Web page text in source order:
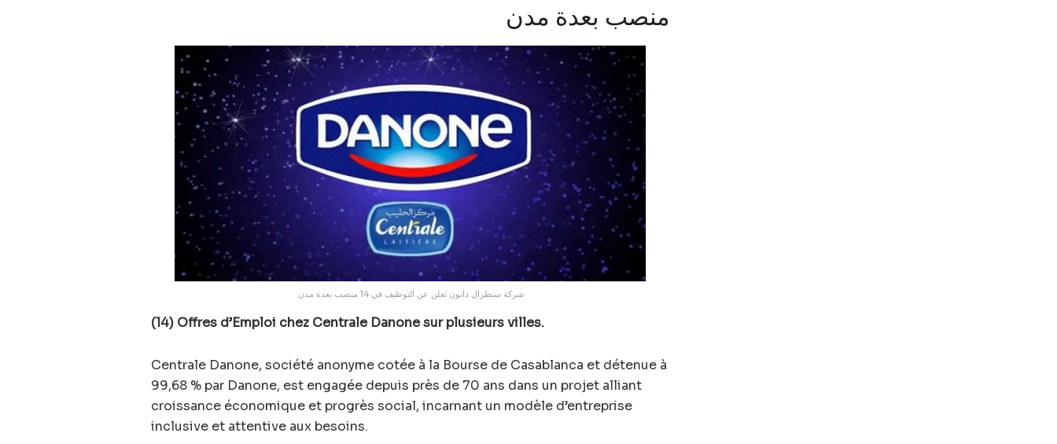
منصب بعدة مدن
شركة سنطرال دانون تعلن عن التوظيف في 14 منصب بعدة مدن
(14) Offres d’Emploi chez Centrale Danone sur plusieurs villes.
Centrale Danone, société anonyme cotée à la Bourse de Casablanca et détenue à
99,68 % par Danone, est engagée depuis près de 70 ans dans un projet alliant
croissance économique et progrès social, incarnant un modèle d’entreprise
inclusive et attentive aux besoins.